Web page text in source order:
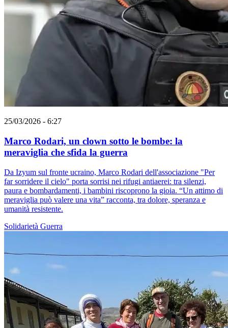
25/03/2026 - 6:27
Marco Rodari, un clown sotto le bombe: la
meraviglia che sfida la guerra
Da Izyum sul fronte ucraino, Marco Rodari dell'associazione "Per
far sorridere il cielo" porta sorrisi nei rifugi antiaerei: tra silenzi,
paura e bombardamenti, i bambini riscoprono la gioia. “Un attimo di
meraviglia può valere una vita” racconta, tra dolore, speranza e
umanità resistente.
Solidarietà Guerra